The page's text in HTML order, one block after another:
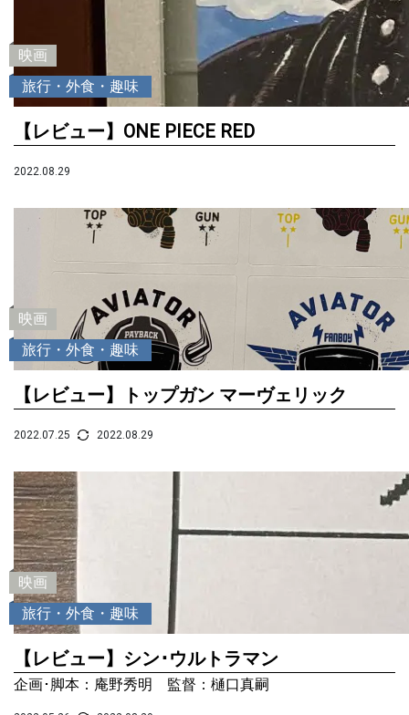
映画
旅行・外食・趣味
【レビュー】ONE PIECE RED
2022.08.29
映画
旅行・外食・趣味
【レビュー】トップガン マーヴェリック
2022.07.25 2022.08.29
映画
旅行・外食・趣味
【レビュー】シン･ウルトラマン
企画･脚本：庵野秀明 監督：樋口真嗣